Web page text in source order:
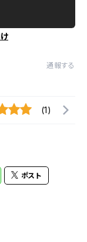
通報する
(1)
ポスト